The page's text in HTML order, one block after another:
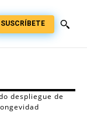
SUSCRÍBETE
despliegue de